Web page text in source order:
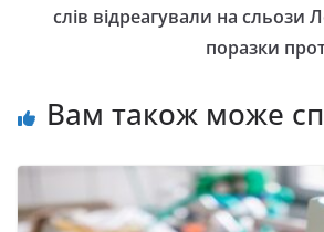
слів відреагували на сльози
поразки
Вам також може